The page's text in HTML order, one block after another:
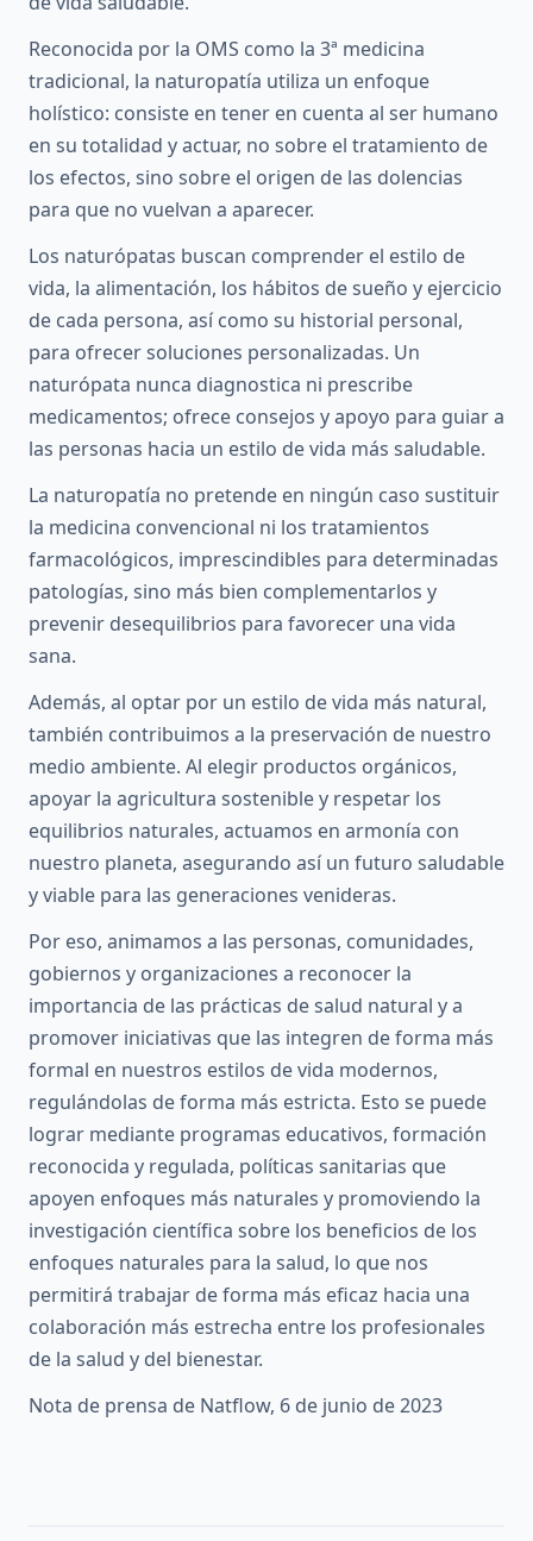
Reconocida por la OMS como la 3ª medicina
tradicional, la naturopatía utiliza un enfoque
holístico: consiste en tener en cuenta al ser humano
en su totalidad y actuar, no sobre el tratamiento de
los efectos, sino sobre el origen de las dolencias
para que no vuelvan a aparecer.
Los naturópatas buscan comprender el estilo de
vida, la alimentación, los hábitos de sueño y ejercicio
de cada persona, así como su historial personal,
para ofrecer soluciones personalizadas. Un
naturópata nunca diagnostica ni prescribe
medicamentos; ofrece consejos y apoyo para guiar a
las personas hacia un estilo de vida más saludable.
La naturopatía no pretende en ningún caso sustituir
la medicina convencional ni los tratamientos
farmacológicos, imprescindibles para determinadas
patologías, sino más bien complementarlos y
prevenir desequilibrios para favorecer una vida
sana.
Además, al optar por un estilo de vida más natural,
también contribuimos a la preservación de nuestro
medio ambiente. Al elegir productos orgánicos,
apoyar la agricultura sostenible y respetar los
equilibrios naturales, actuamos en armonía con
nuestro planeta, asegurando así un futuro saludable
y viable para las generaciones venideras.
Por eso, animamos a las personas, comunidades,
gobiernos y organizaciones a reconocer la
importancia de las prácticas de salud natural y a
promover iniciativas que las integren de forma más
formal en nuestros estilos de vida modernos,
regulándolas de forma más estricta. Esto se puede
lograr mediante programas educativos, formación
reconocida y regulada, políticas sanitarias que
apoyen enfoques más naturales y promoviendo la
investigación científica sobre los beneficios de los
enfoques naturales para la salud, lo que nos
permitirá trabajar de forma más eficaz hacia una
colaboración más estrecha entre los profesionales
de la salud y del bienestar.
Nota de prensa de Natflow, 6 de junio de 2023